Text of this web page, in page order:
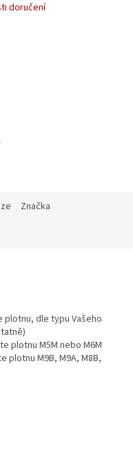
doručení
Značka
dle typu Vašeho
plotnu M5M nebo M6M
plotnu M9B, M9A, M8B,